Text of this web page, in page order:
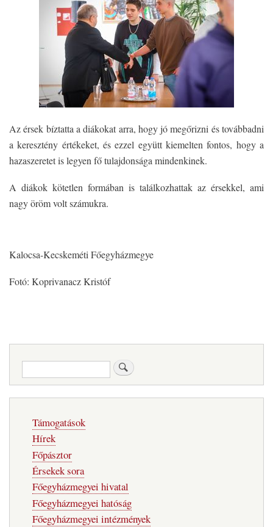
Az érsek bíztatta a diákokat arra, hogy jó megőrizni és továbbadni
a keresztény értékeket, és ezzel együtt kiemelten fontos, hogy a
hazaszeretet is legyen fő tulajdonsága mindenkinek.
A diákok kötetlen formában is találkozhattak az érsekkel, ami
nagy öröm volt számukra.
Kalocsa-Kecskeméti Főegyházmegye
Fotó: Koprivanacz Kristóf
Keresés
navigáció
Támogatások
Hírek
Főpásztor
Érsekek sora
Főegyházmegyei hivatal
Főegyházmegyei hatóság
Főegyházmegyei intézmények